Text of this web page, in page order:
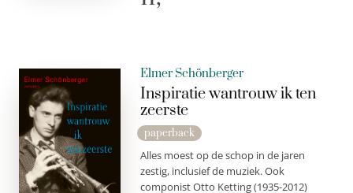
Elmer Schönberger
Inspiratie wantrouw ik ten
zeerste
paperback
Alles moest op de schop in de jaren
zestig, inclusief de muziek. Ook
componist Otto Ketting (1935-2012)